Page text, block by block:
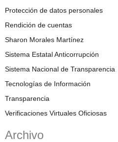
Protección de datos personales
Rendición de cuentas
Sharon Morales Martínez
Sistema Estatal Anticorrupción
Sistema Nacional de Transparencia
Tecnologías de Información
Transparencia
Verificaciones Virtuales Oficiosas
Archivo